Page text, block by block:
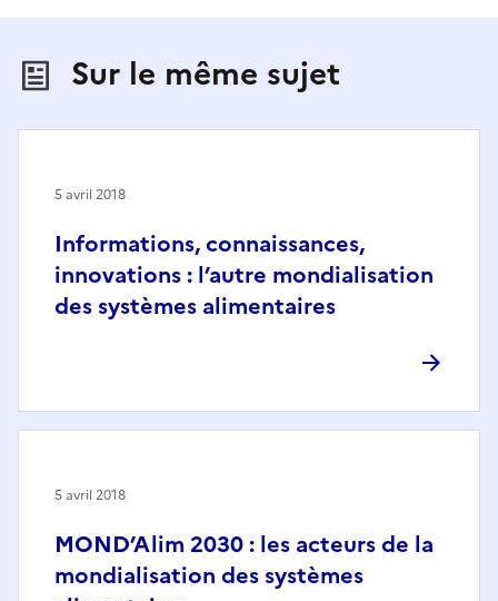
Sur le même sujet
Informations, connaissances,
innovations : l’autre mondialisation
des systèmes alimentaires
5 avril 2018
MOND’Alim 2030 : les acteurs de la
mondialisation des systèmes
5 avril 2018